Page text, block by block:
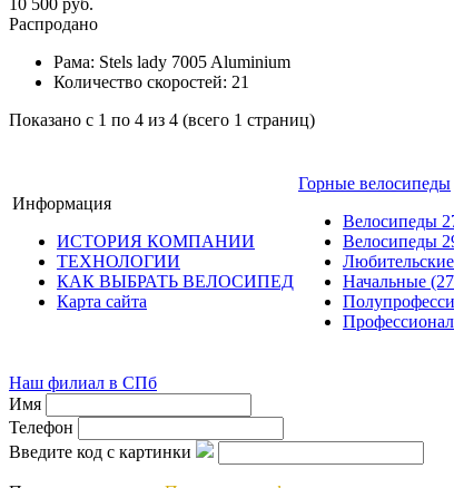
Распродано
Рама: Stels lady 7005 Aluminium
Количество скоростей: 21
Показано с 1 по 4 из 4 (всего 1 страниц)
Информация
ИСТОРИЯ КОМПАНИИ
ТЕХНОЛОГИИ
КАК ВЫБРАТЬ ВЕЛОСИПЕД
Карта сайта
Горные велосипеды
Велосипеды
Велосипеды
Любительские
Начальные
Наш филиал в СПб
Имя
Телефон
Введите код с картинки